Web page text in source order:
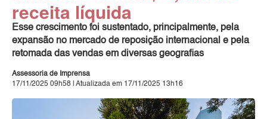
receita líquida
Esse crescimento foi sustentado, principalmente, pela
expansão no mercado de reposição internacional e pela
retomada das vendas em diversas geografias
Assessoria de Imprensa
17/11/2025 09h58 | Atualizada em 17/11/2025 13h16